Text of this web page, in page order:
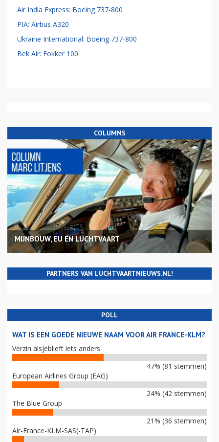
Air India Express: Boeing 737-800
PIA: Airbus A320
Ukraine International: Boeing 737-800
Bek Air: Fokker 100
COLUMNS
MIJNBOUW, EU EN LUCHTVAART
PARTNERS VAN LUCHTVAARTNIEUWS.NL!
POLL
WAT IS EEN GOEDE NIEUWE NAAM VOOR AIR FRANCE-KLM?
Verzin alsjeblieft iets anders
47% (81 stemmen)
European Airlines Group (EAG)
24% (42 stemmen)
The Blue Group
21% (36 stemmen)
Air-France-KLM-SAS(-TAP)